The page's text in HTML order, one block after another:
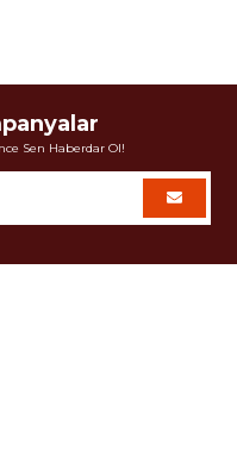
Sen Haberdar Ol!